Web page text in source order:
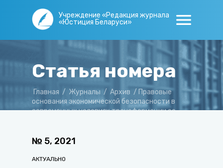
Учреждение «Редакция журнала
«Юстиция Беларуси»
Статья номера
Главная / Журналы / Архив / Правовые
основания экономической безопасности в
современных условиях трансформации ее
№ 5, 2021
АКТУАЛЬНО